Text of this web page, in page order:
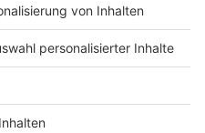
Newsletter